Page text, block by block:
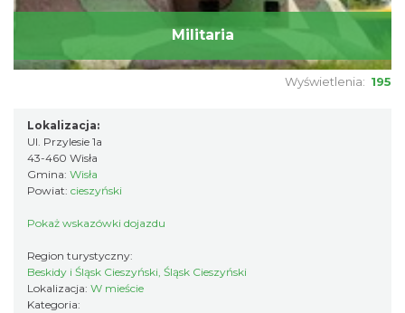
Militaria
Wyświetlenia: 195
Lokalizacja:
Ul. Przylesie 1a
43-460 Wisła
Gmina: Wisła
Powiat: cieszyński
Pokaż wskazówki dojazdu
Region turystyczny:
Beskidy i Śląsk Cieszyński, Śląsk Cieszyński
Lokalizacja: W mieście
Kategoria: